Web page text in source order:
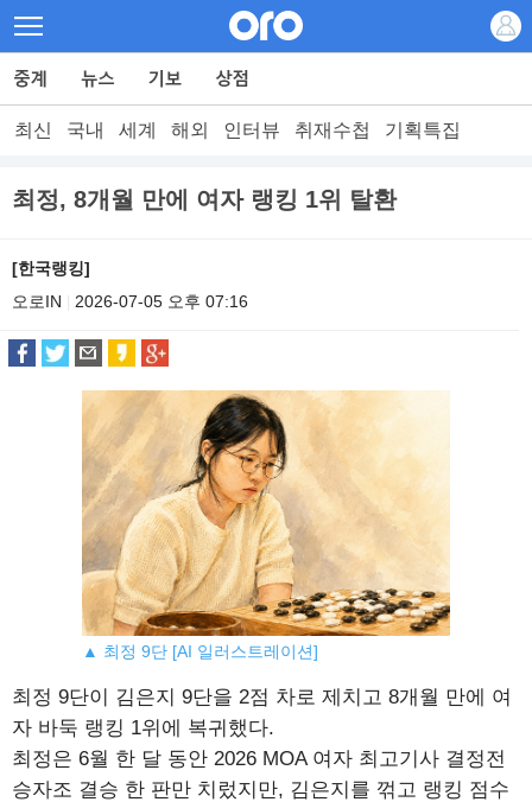
최신 국내 세계 해외 인터뷰 취재수첩 기획특집
최정, 8개월 만에 여자 랭킹 1위 탈환
[한국랭킹]
오로IN
2026-07-05 오후 07:16
▲ 최정 9단 [AI 일러스트레이션]
최정 9단이 김은지 9단을 2점 차로 제치고 8개월 만에 여
자 바둑 랭킹 1위에 복귀했다.
최정은 6월 한 달 동안 2026 MOA 여자 최고기사 결정전
승자조 결승 한 판만 치렀지만, 김은지를 꺾고 랭킹 점수